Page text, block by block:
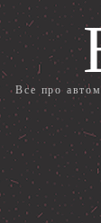
Все про